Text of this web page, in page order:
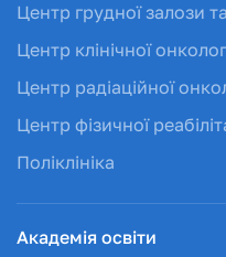
Центр грудної залози
Центр клінічної
Центр радіаційної
Центр фізичної
Поліклініка
Академія освіти